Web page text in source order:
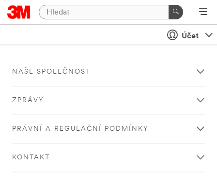
Účet
NAŠE SPOLEČNOST
ZPRÁVY
PRÁVNÍ A REGULAČNÍ PODMÍNKY
KONTAKT